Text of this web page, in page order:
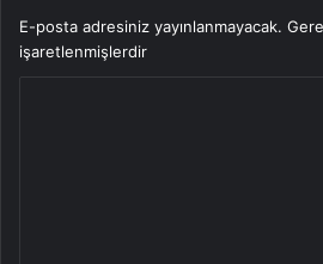
E-posta adresiniz yayınlanmayacak.
işaretlenmişlerdir